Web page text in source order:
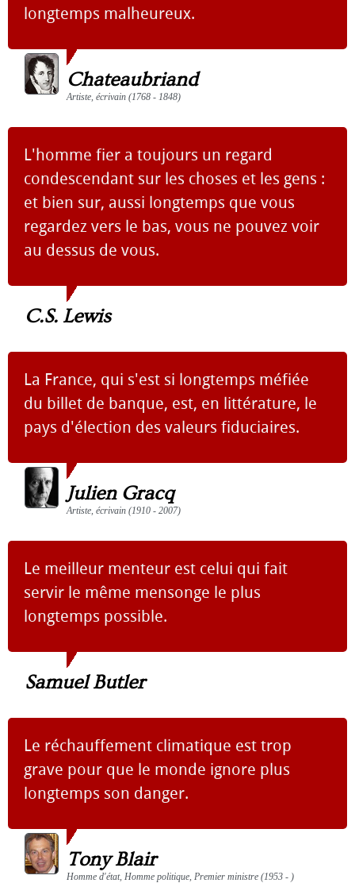
longtemps malheureux.
Chateaubriand
Artiste, écrivain (1768 - 1848)
L'homme fier a toujours un regard
condescendant sur les choses et les gens :
et bien sur, aussi longtemps que vous
regardez vers le bas, vous ne pouvez voir
au dessus de vous.
C.S. Lewis
La France, qui s'est si longtemps méfiée
du billet de banque, est, en littérature, le
pays d'élection des valeurs fiduciaires.
Julien Gracq
Artiste, écrivain (1910 - 2007)
Le meilleur menteur est celui qui fait
servir le même mensonge le plus
longtemps possible.
Samuel Butler
Le réchauffement climatique est trop
grave pour que le monde ignore plus
longtemps son danger.
Tony Blair
Homme d'état, Homme politique, Premier ministre (1953 - )